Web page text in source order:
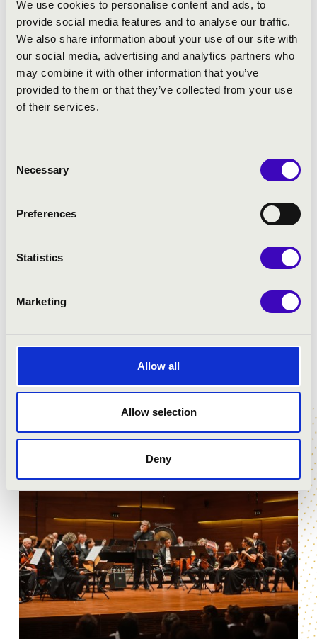
We use cookies to personalise content and ads, to
provide social media features and to analyse our traffic.
We also share information about your use of our site with
our social media, advertising and analytics partners who
may combine it with other information that you’ve
provided to them or that they’ve collected from your use
of their services.
Selection
Necessary
Preferences
Statistics
Marketing
Allow all
Allow selection
Deny
ZENESZÜRET FESZTIVÁL 2020
ZENESZÜRET FESZTIVÁL 2021